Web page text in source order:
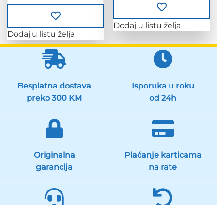
Dodaj u listu želja
Dodaj u listu želja
Besplatna dostava
preko 300 KM
Isporuka u roku
od 24h
Originalna
garancija
Plaćanje karticama
na rate